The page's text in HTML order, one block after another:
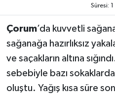
Süresi: 1
Çorum’da kuvvetli
sağanağa hazırlıksız
ve saçakların altına
sebebiyle bazı
oluştu. Yağış kısa süre
Sungurlu
Uğurludağ